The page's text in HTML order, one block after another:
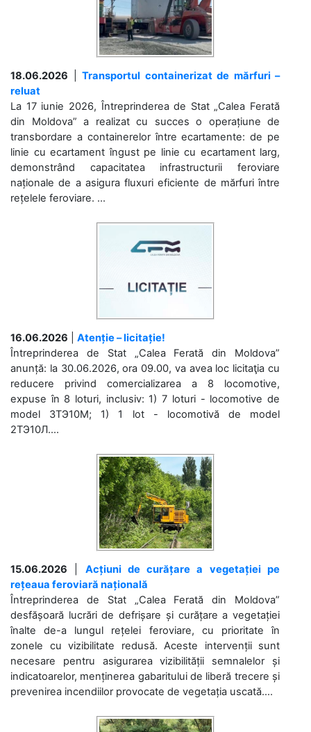
18.06.2026
Transportul containerizat de mărfuri –
reluat
La 17 iunie 2026, Întreprinderea de Stat „Calea Ferată
din Moldova” a realizat cu succes o operațiune de
transbordare a containerelor între ecartamente: de pe
linie cu ecartament îngust pe linie cu ecartament larg,
demonstrând capacitatea infrastructurii feroviare
naționale de a asigura fluxuri eficiente de mărfuri între
rețelele feroviare. ...
16.06.2026
Atenție – licitație!
Întreprinderea de Stat „Calea Ferată din Moldova”
anunță: la 30.06.2026, ora 09.00, va avea loc licitaţia cu
reducere privind comercializarea a 8 locomotive,
expuse în 8 loturi, inclusiv: 1) 7 loturi - locomotive de
model 3ТЭ10М; 1) 1 lot - locomotivă de model
2ТЭ10Л....
15.06.2026
Acțiuni de curățare a vegetației pe
rețeaua feroviară națională
Întreprinderea de Stat „Calea Ferată din Moldova”
desfășoară lucrări de defrișare și curățare a vegetației
înalte de-a lungul rețelei feroviare, cu prioritate în
zonele cu vizibilitate redusă. Aceste intervenții sunt
necesare pentru asigurarea vizibilității semnalelor și
indicatoarelor, menținerea gabaritului de liberă trecere și
prevenirea incendiilor provocate de vegetația uscată....